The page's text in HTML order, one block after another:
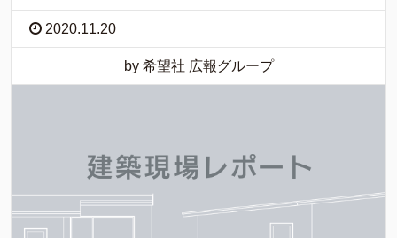
2020.11.20
by 希望社 広報グループ